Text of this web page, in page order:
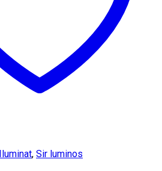
Iluminat, Sir luminos